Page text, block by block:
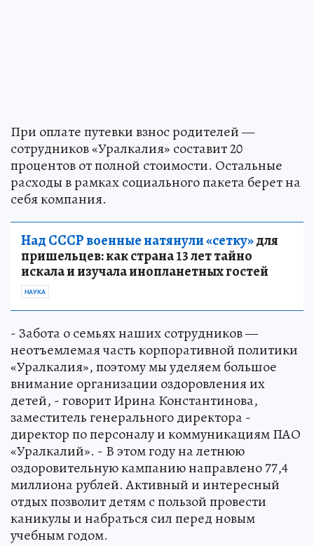
При оплате путевки взнос родителей —
сотрудников «Уралкалия» составит 20
процентов от полной стоимости. Остальные
расходы в рамках социального пакета берет на
себя компания.
Над СССР военные натянули «сетку»для
пришельцев: как страна 13 лет тайно
искала и изучала инопланетных гостей
НАУКА
- Забота о семьях наших сотрудников —
неотъемлемая часть корпоративной политики
«Уралкалия», поэтому мы уделяем большое
внимание организации оздоровления их
детей, - говорит Ирина Константинова,
заместитель генерального директора -
директор по персоналу и коммуникациям ПАО
«Уралкалий». - В этом году на летнюю
оздоровительную кампанию направлено 77,4
миллиона рублей. Активный и интересный
отдых позволит детям с пользой провести
каникулы и набраться сил перед новым
учебным годом.